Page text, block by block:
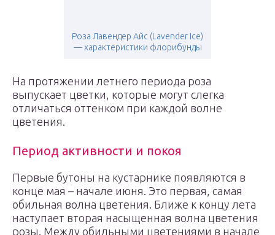
Роза Лавендер Айс (Lavender Ice)
— характеристики флорибунды
На протяжении летнего периода роза
выпускает цветки, которые могут слегка
отличаться оттенком при каждой волне
цветения.
Период активности и покоя
Первые бутоны на кустарнике появляются в
конце мая – начале июня. Это первая, самая
обильная волна цветения. Ближе к концу лета
наступает вторая насыщенная волна цветения
розы. Между обильными цветениями в начале